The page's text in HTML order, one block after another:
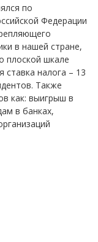
по
Федерации
в нашей стране,
плоской шкале
налога – 13
Также
как: выигрыш в
в банках,